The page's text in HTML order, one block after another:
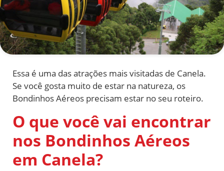
Essa é uma das atrações mais visitadas de Canela.
Se você gosta muito de estar na natureza, os
Bondinhos Aéreos precisam estar no seu roteiro.
O que você vai encontrar
nos Bondinhos Aéreos
em Canela?